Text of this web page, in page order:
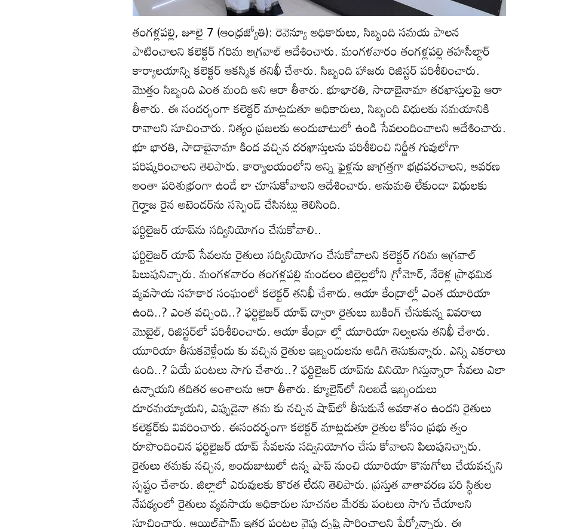
తంగళ్లపల్లి, జూలై 7 (ఆంధ్రజ్యోతి): రెవెన్యూ అధికారులు, సిబ్బంది సమయ పాలన
పాటించాలని కలెక్టర్‌ గరిమ అగ్రవాల్‌ ఆదేశించారు. మంగళవారం తంగళ్లపల్లి తహసీల్దార్‌
కార్యాలయాన్ని కలెక్టర్‌ ఆకస్మిక తనిఖీ చేశారు. సిబ్బంది హాజరు రిజిస్టర్‌ పరిశీలించారు.
మొత్తం సిబ్బంది ఎంత మంది అని ఆరా తీశారు. భూభారతి, సాదాబైనామా తరఖాస్తులపై ఆరా
తీశారు. ఈ సందర్భంగా కలెక్టర్‌ మాట్లడుతూ అధికారులు, సిబ్బంది విధులకు సమయానికి
రావాలని సూచించారు. నిత్యం ప్రజలకు అందుబాటులో ఉండి సేవలందించాలని ఆదేశించారు.
భూ భారతి, సాదాబైనామా కింద వచ్చిన దరఖాస్తులను పరిశీలించి నిర్ణీత గువులోగా
పరిష్కరించాలని తెలిపారు. కార్యాలయంలోని అన్ని ఫైళ్లను జాగ్రత్తగా భద్రపరచాలని, ఆవరణ
అంతా పరిశుభ్రంగా ఉండే లా చూసుకోవాలని ఆదేశించారు. అనుమతి లేకుండా విధులకు
గైర్హాజ రైన అటెండర్‌ను సస్పెండ్‌ చేసినట్లు తెలిసింది.
ఫర్టిలైజర్‌ యాప్‌ను సద్వినియోగం చేసుకోవాలి..
ఫర్టిలైజర్‌ యాప్‌ సేవలను రైతులు సద్వినియోగం చేసుకోవాలని కలెక్టర్‌ గరిమ అగ్రవాల్‌
పిలుపునిచ్చారు. మంగళవారం తంగళ్లపల్లి మండలం జిల్లెల్లలోని గ్రోమోర్‌, నేరెళ్ల ప్రాథమిక
వ్యవసాయ సహకార సంఘంలో కలెక్టర్‌ తనిఖీ చేశారు. ఆయా కేంద్రాల్లో ఎంత యూరియా
ఉంది..? ఎంత వచ్చింది..? ఫర్టిలైజర్‌ యాప్‌ ద్వారా రైతులు బుకింగ్‌ చేసుకున్న వివరాలు
మొబైల్‌, రిజిస్టర్‌లో పరిశీలించారు. ఆయా కేంద్రా ల్లో యూరియా నిల్వలను తనిఖీ చేశారు.
యూరియా తీసుకవెళ్లేందు కు వచ్చిన రైతుల ఇబ్బందులను అడిగి తెసుకున్నారు. ఎన్ని ఎకరాలు
ఉంది..? ఏయే పంటలు సాగు చేశారు..? ఫర్టిలైజర్‌ యాప్‌ను వినియో గిస్తున్నారా సేవలు ఎలా
ఉన్నాయని తదితర అంశాలను ఆరా తీశారు. క్యూలైన్‌లో నిలబడే ఇబ్బందులు
దూరమయ్యాయని, ఎప్పుడైనా తమ కు నచ్చిన షాప్‌లో తీసుకునే అవకాశం ఉందని రైతులు
కలెక్టర్‌కు వివరించారు. ఈసందర్భంగా కలెక్టర్‌ మాట్లడుతూ రైతుల కోసం ప్రభు త్వం
రూపొందించిన ఫర్టిలైజర్‌ యాప్‌ సేవలను సద్వినియోగం చేసు కోవాలని పిలుపునిచ్చారు.
రైతులు తమకు నచ్చిన, అందుబాటులో ఉన్న షాప్‌ నుంచి యూరియా కొనుగోలు చేయవచ్చని
స్పష్టం చేశారు. జిల్లాలో ఎరువులకు కొరత లేదని తెలిపారు. ప్రస్తుత వాతావరణ పరి స్థితుల
నేపథ్యంలో రైతులు వ్యవసాయ అధికారుల సూచనల మేరకు పంటలు సాగు చేయాలని
సూచించారు. ఆయిల్‌పామ్‌ ఇతర పంటల వైపు దృష్టి సారించాలని పేర్కోన్నారు. ఈ